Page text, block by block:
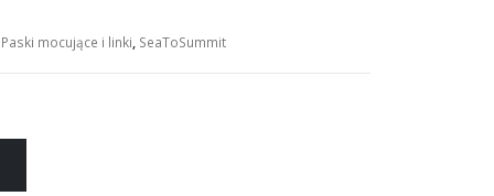
Paski mocujące i linki, SeaToSummit